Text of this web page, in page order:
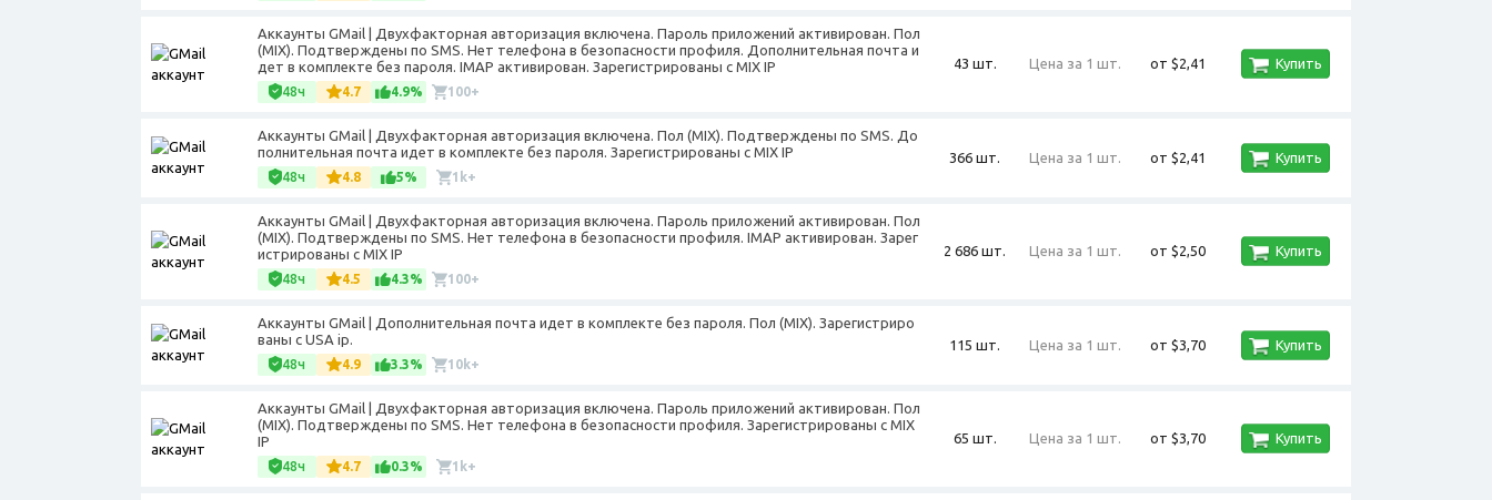
Аккаунты GMail | Двухфакторная авторизация включена. Пароль приложений активирован. Пол
(MIX). Подтверждены по SMS. Нет телефона в безопасности профиля. Дополнительная почта и
дет в комплекте без пароля. IMAP активирован. Зарегистрированы с MIX IP
48ч 4.7 4.9% 100+
43 шт. Цена за 1 шт. от $2,41 Купить
Аккаунты GMail | Двухфакторная авторизация включена. Пол (MIX). Подтверждены по SMS. До
полнительная почта идет в комплекте без пароля. Зарегистрированы с MIX IP
48ч 4.8 5% 1k+
366 шт. Цена за 1 шт. от $2,41 Купить
Аккаунты GMail | Двухфакторная авторизация включена. Пароль приложений активирован. Пол
(MIX). Подтверждены по SMS. Нет телефона в безопасности профиля. IMAP активирован. Зарег
истрированы с MIX IP
48ч 4.5 4.3% 100+
2 686 шт. Цена за 1 шт. от $2,50 Купить
Аккаунты GMail | Дополнительная почта идет в комплекте без пароля. Пол (MIX). Зарегистриро
ваны с USA ip.
48ч 4.9 3.3% 10k+
115 шт. Цена за 1 шт. от $3,70 Купить
Аккаунты GMail | Двухфакторная авторизация включена. Пароль приложений активирован. Пол
(MIX). Подтверждены по SMS. Нет телефона в безопасности профиля. Зарегистрированы с MIX
IP
48ч 4.7 0.3% 1k+
65 шт. Цена за 1 шт. от $3,70 Купить